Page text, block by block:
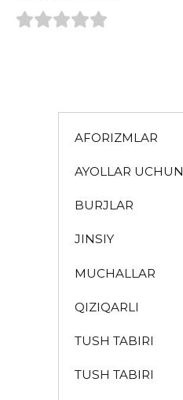
AFORIZMLAR
AYOLLAR UCHUN
BURJLAR
JINSIY
MUCHALLAR
QIZIQARLI
TUSH TABIRI
TUSH TABIRI